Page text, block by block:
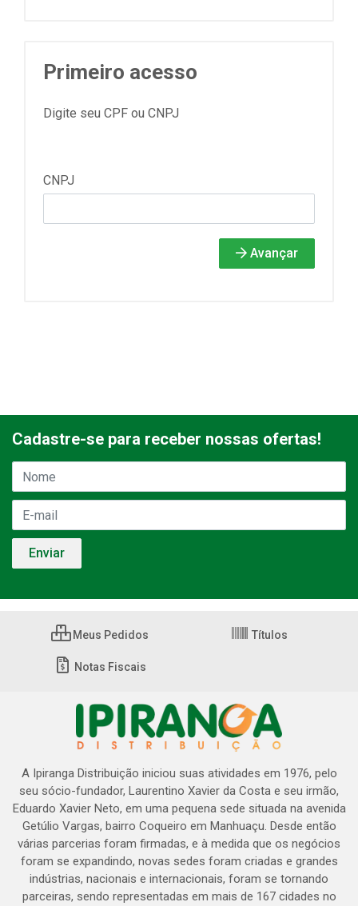
Primeiro acesso
Digite seu CPF ou CNPJ
CNPJ
Avançar
Cadastre-se para receber nossas ofertas!
Meus Pedidos Títulos
Notas Fiscais
A Ipiranga Distribuição iniciou suas atividades em 1976, pelo
seu sócio-fundador, Laurentino Xavier da Costa e seu irmão,
Eduardo Xavier Neto, em uma pequena sede situada na avenida
Getúlio Vargas, bairro Coqueiro em Manhuaçu. Desde então
várias parcerias foram firmadas, e à medida que os negócios
foram se expandindo, novas sedes foram criadas e grandes
indústrias, nacionais e internacionais, foram se tornando
parceiras, sendo representadas em mais de 167 cidades no